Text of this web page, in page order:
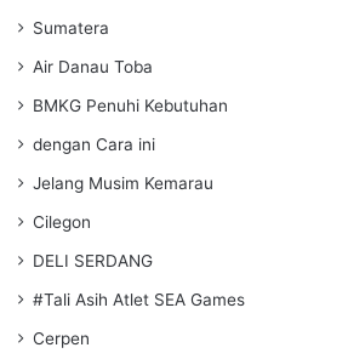
Sumatera
Air Danau Toba
BMKG Penuhi Kebutuhan
dengan Cara ini
Jelang Musim Kemarau
Cilegon
DELI SERDANG
#Tali Asih Atlet SEA Games
Cerpen